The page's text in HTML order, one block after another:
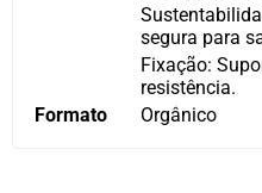
segura para
Fixação:
resistência.
Formato
Orgânico